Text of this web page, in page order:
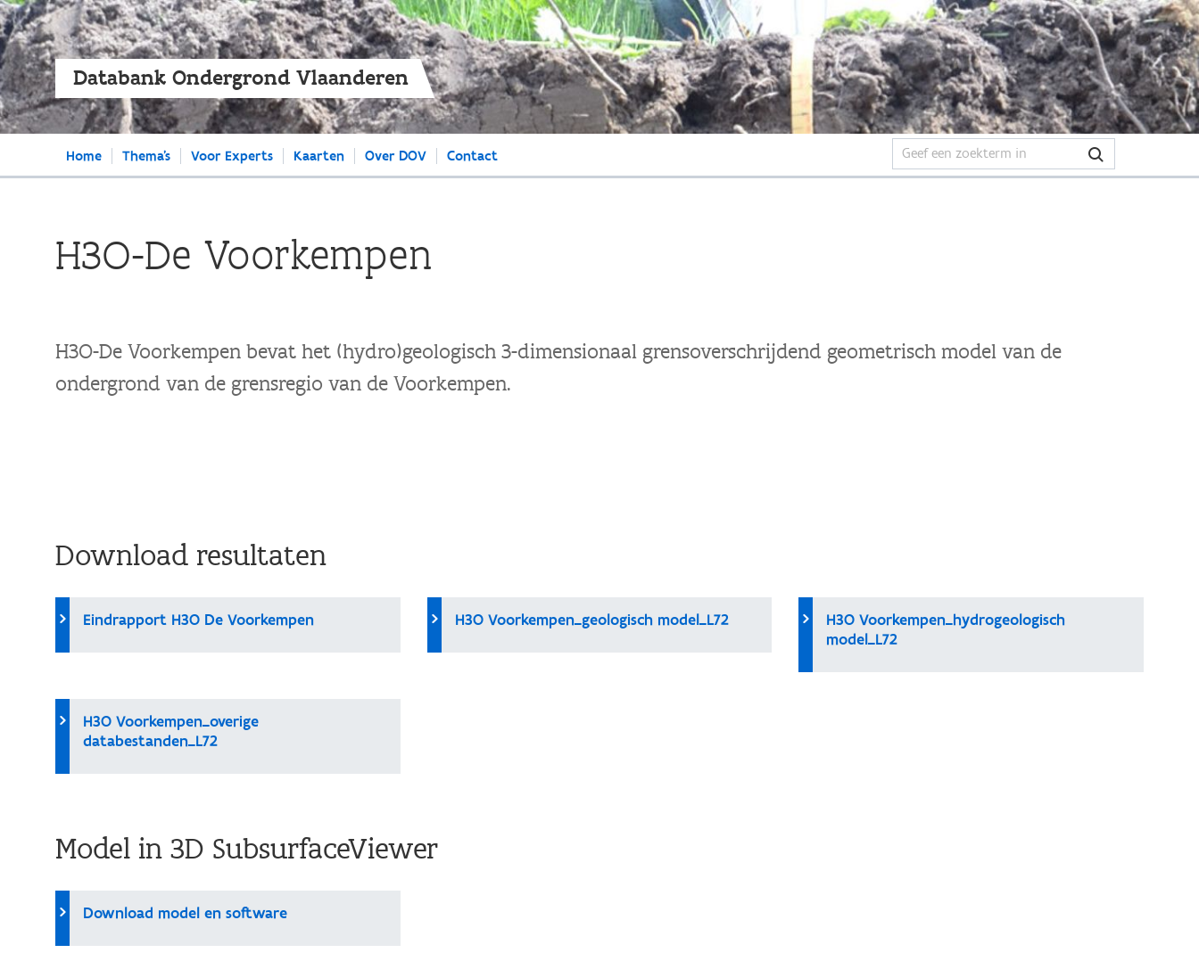
Overslaan
en
naar
de
algemene
inhoud
gaan
Databank Ondergrond Vlaanderen
Home Thema's Voor Experts Kaarten Over DOV Contact
H3O-De Voorkempen
H3O-De Voorkempen bevat het (hydro)geologisch 3-dimensionaal grensoverschrijdend geometrisch model van de
ondergrond van de grensregio van de Voorkempen.
Download resultaten
Eindrapport H3O De Voorkempen H3O Voorkempen_geologisch model_L72
H3O Voorkempen_hydrogeologisch
model_L72
H3O Voorkempen_overige
databestanden_L72
Model in 3D SubsurfaceViewer
Download model en software